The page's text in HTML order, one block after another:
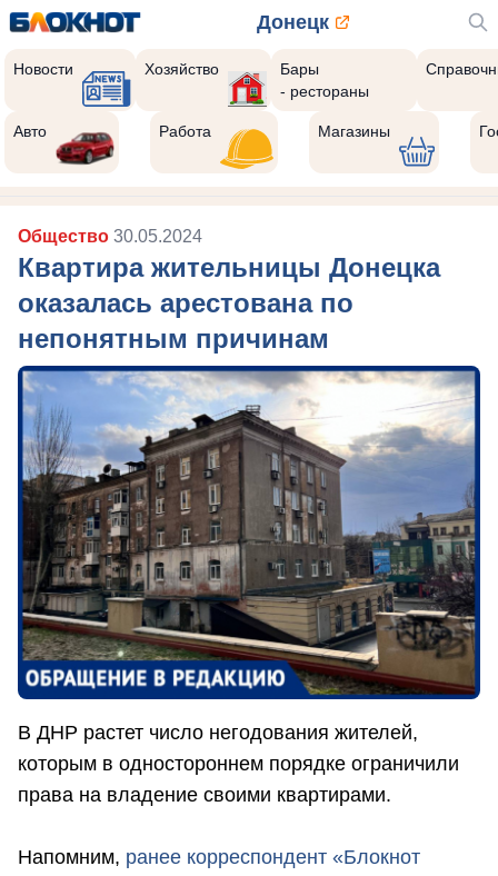
Донецк
Новости Хозяйство
Бары
- рестораны
Авто Работа Магазины
Общество 30.05.2024
Квартира жительницы Донецка
оказалась арестована по
непонятным причинам
В ДНР растет число негодования жителей,
которым в одностороннем порядке ограничили
права на владение своими квартирами.
Напомним, ранее корреспондент «Блокнот
10
Реклама закроется через: